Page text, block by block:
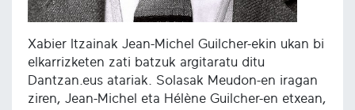
Xabier Itzainak Jean-Michel Guilcher-ekin ukan bi
elkarrizketen zati batzuk argitaratu ditu
Dantzan.eus atariak. Solasak Meudon-en iragan
ziren, Jean-Michel eta Hélène Guilcher-en etxean,